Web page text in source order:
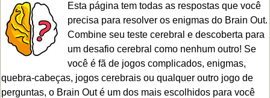
Esta página tem todas as respostas que você
precisa para resolver os enigmas do Brain Out.
Combine seu teste cerebral e descoberta para
um desafio cerebral como nenhum outro! Se
você é fã de jogos complicados, enigmas,
quebra-cabeças, jogos cerebrais ou qualquer outro jogo de
perguntas, o Brain Out é um dos mais escolhidos para você